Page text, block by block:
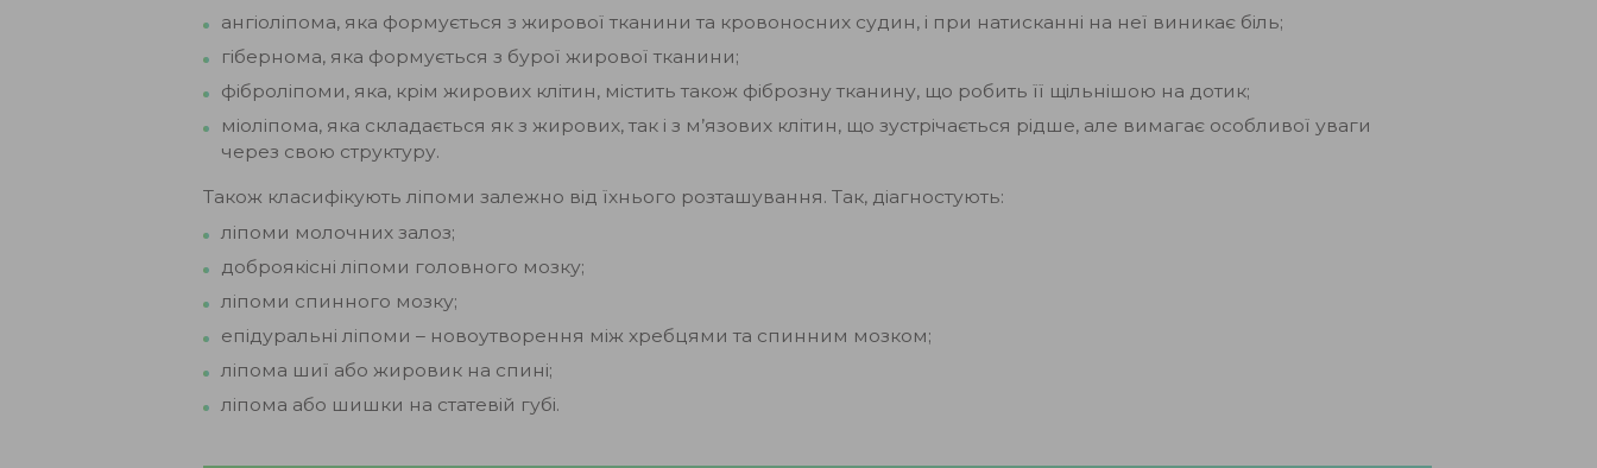
ангіоліпома, яка формується з жирової тканини та кровоносних судин, і при натисканні на неї виникає біль;
гібернома, яка формується з бурої жирової тканини;
фіброліпоми, яка, крім жирових клітин, містить також фіброзну тканину, що робить її щільнішою на дотик;
міоліпома, яка складається як з жирових, так і з м’язових клітин, що зустрічається рідше, але вимагає особливої уваги
через свою структуру.
Також класифікують ліпоми залежно від їхнього розташування. Так, діагностують:
ліпоми молочних залоз;
доброякісні ліпоми головного мозку;
ліпоми спинного мозку;
епідуральні ліпоми – новоутворення між хребцями та спинним мозком;
ліпома шиї або жировик на спині;
ліпома або шишки на статевій губі.